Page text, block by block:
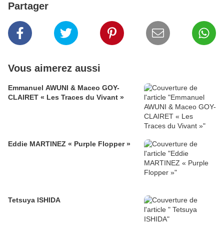
Partager
Vous aimerez aussi
Emmanuel AWUNI & Maceo GOY-
CLAIRET « Les Traces du Vivant »
Eddie MARTINEZ « Purple Flopper »
Tetsuya ISHIDA